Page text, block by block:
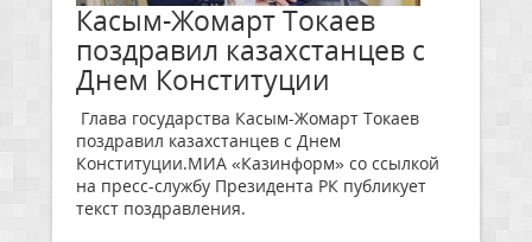
Касым-Жомарт Токаев
поздравил казахстанцев с
Днем Конституции
Глава государства Касым-Жомарт Токаев
поздравил казахстанцев с Днем
Конституции.МИА «Казинформ» со ссылкой
на пресс-службу Президента РК публикует
текст поздравления.